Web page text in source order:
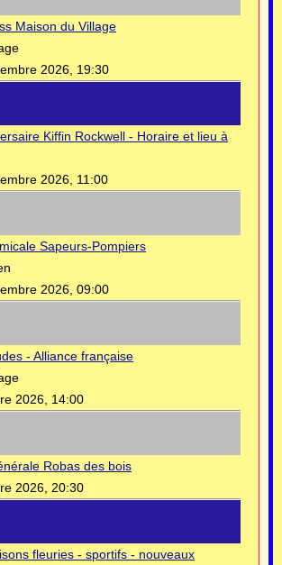
Maison du Village
2026, 19:30
Kiffin Rockwell - Horaire et lieu à
2026, 11:00
Sapeurs-Pompiers
2026, 09:00
- Alliance française
2026, 14:00
Robas des bois
2026, 20:30
fleuries - sportifs - nouveaux